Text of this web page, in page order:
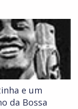
e um
da Bossa